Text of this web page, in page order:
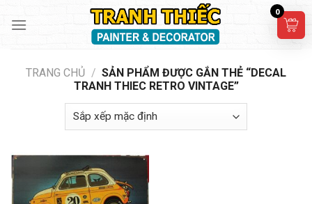
TRANG CHỦ / SẢN PHẨM ĐƯỢC GẮN THẺ “DECAL
TRANH THIEC RETRO VINTAGE”
0